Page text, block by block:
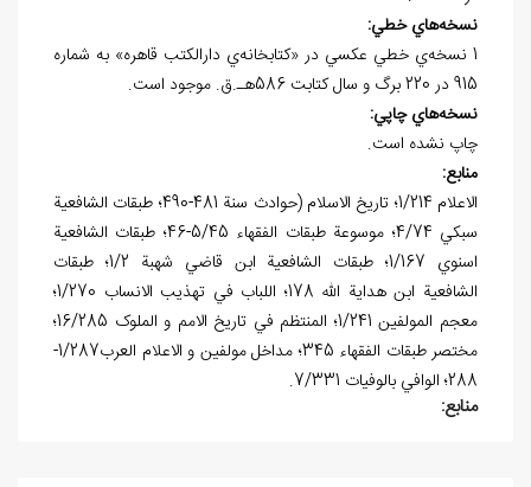
نسخههاي خطي:
1 نسخه‌ي خطي عكسي در «کتابخانه‌ي دارالكتب قاهره» به شماره
915 در 220 برگ و سال كتابت 586هـ.ق. موجود است.
نسخههاي چاپي:
چاپ نشده است.
منابع:
الاعلام 1/214؛ تاريخ الاسلام (حوادث سنة 481-490؛ طبقات الشافعية
سبكي 4/74؛ موسوعة طبقات الفقهاء 5/45-46؛ طبقات الشافعية
اسنوي 1/167؛ طبقات الشافعية ابن قاضي شهبة 1/2؛ طبقات
الشافعية ابن هداية الله 178؛ اللباب في تهذيب الانساب 1/270؛
معجم المولفين 1/241؛ المنتظم في تاريخ الامم و الملوک 16/285؛
مختصر طبقات الفقهاء 345؛ مداخل مولفين و الاعلام العرب1/287-
288؛ الوافي بالوفيات 7/331.
منابع: